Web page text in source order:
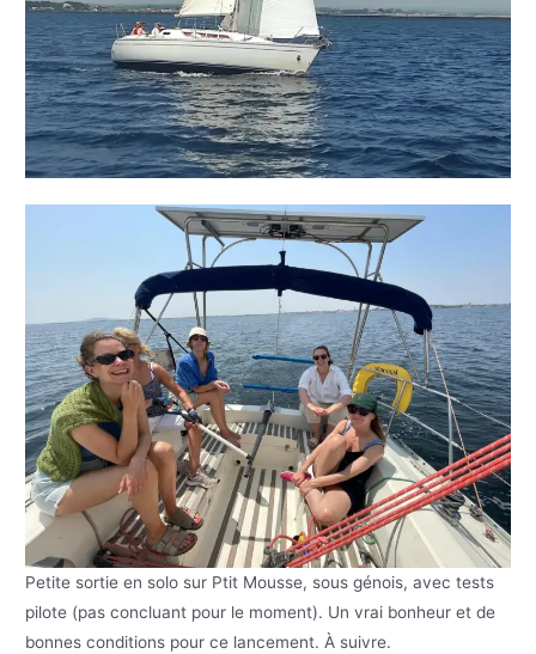
Petite sortie en solo sur Ptit Mousse, sous génois, avec tests
pilote (pas concluant pour le moment). Un vrai bonheur et de
bonnes conditions pour ce lancement. À suivre.